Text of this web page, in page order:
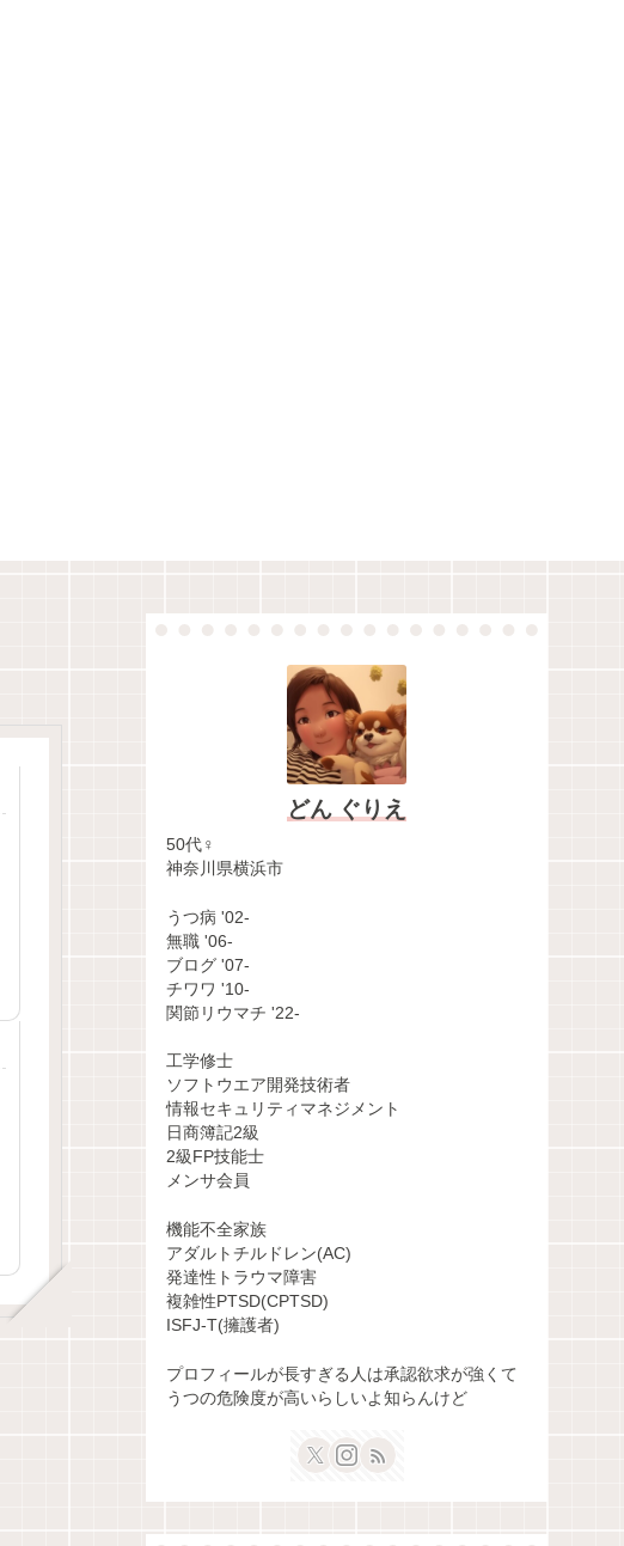
どん ぐりえ
50代♀
神奈川県横浜市
うつ病 '02-
無職 '06-
ブログ '07-
チワワ '10-
関節リウマチ '22-
工学修士
ソフトウエア開発技術者
情報セキュリティマネジメント
日商簿記2級
2級FP技能士
メンサ会員
機能不全家族
アダルトチルドレン(AC)
発達性トラウマ障害
複雑性PTSD(CPTSD)
ISFJ-T(擁護者)
プロフィールが長すぎる人は承認欲求が強くて
うつの危険度が高いらしいよ知らんけど